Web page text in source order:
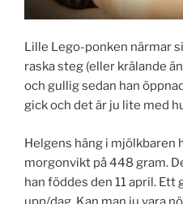
Lille Lego-ponken närmar
raska steg (eller krälande
och gullig sedan han
gick och det är ju lite med
Helgens häng i mjölkbaren
morgonvikt på 448 gram.
han föddes den 11 april.